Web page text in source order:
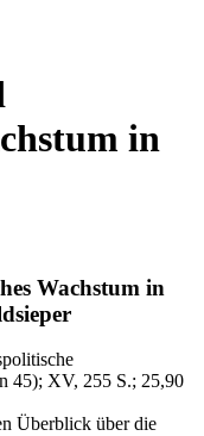
in
Wachstum in
45); XV, 255 S.; 25,90
Überblick über die